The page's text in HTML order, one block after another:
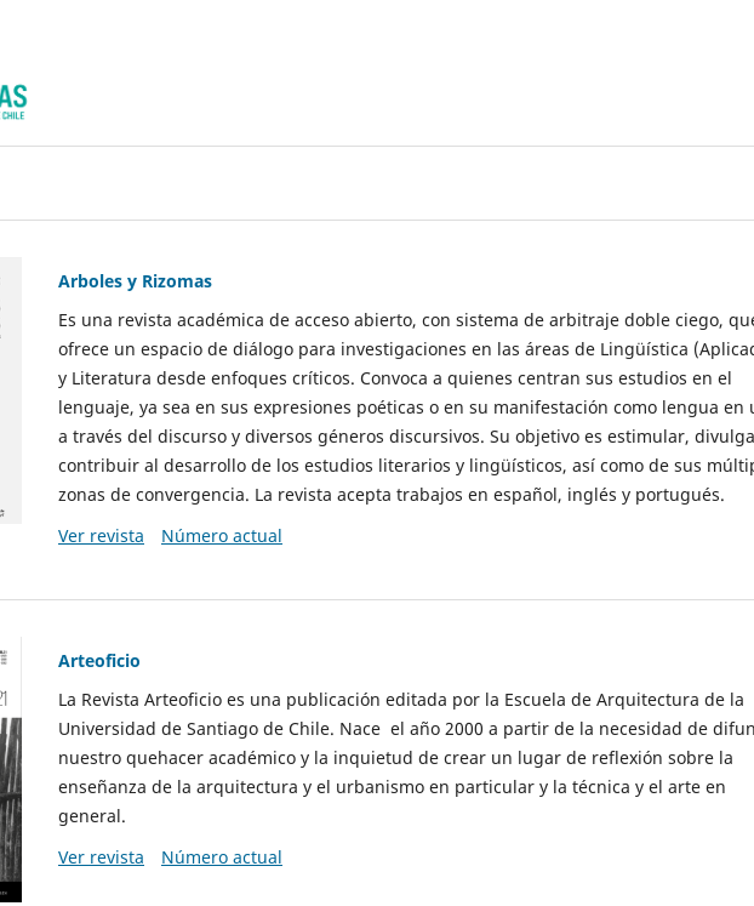
Arboles y Rizomas
Es una revista académica de acceso abierto, con sistema de arbitraje doble ciego,
ofrece un espacio de diálogo para investigaciones en las áreas de Lingüística
y Literatura desde enfoques críticos. Convoca a quienes centran sus estudios en el
lenguaje, ya sea en sus expresiones poéticas o en su manifestación como lengua en
a través del discurso y diversos géneros discursivos. Su objetivo es estimular,
contribuir al desarrollo de los estudios literarios y lingüísticos, así como de sus
zonas de convergencia. La revista acepta trabajos en español, inglés y portugués.
Ver revista
Número actual
Arteoficio
La Revista Arteoficio es una publicación editada por la Escuela de Arquitectura de la
Universidad de Santiago de Chile. Nace el año 2000 a partir de la necesidad de
nuestro quehacer académico y la inquietud de crear un lugar de reflexión sobre la
enseñanza de la arquitectura y el urbanismo en particular y la técnica y el arte en
general.
Ver revista
Número actual